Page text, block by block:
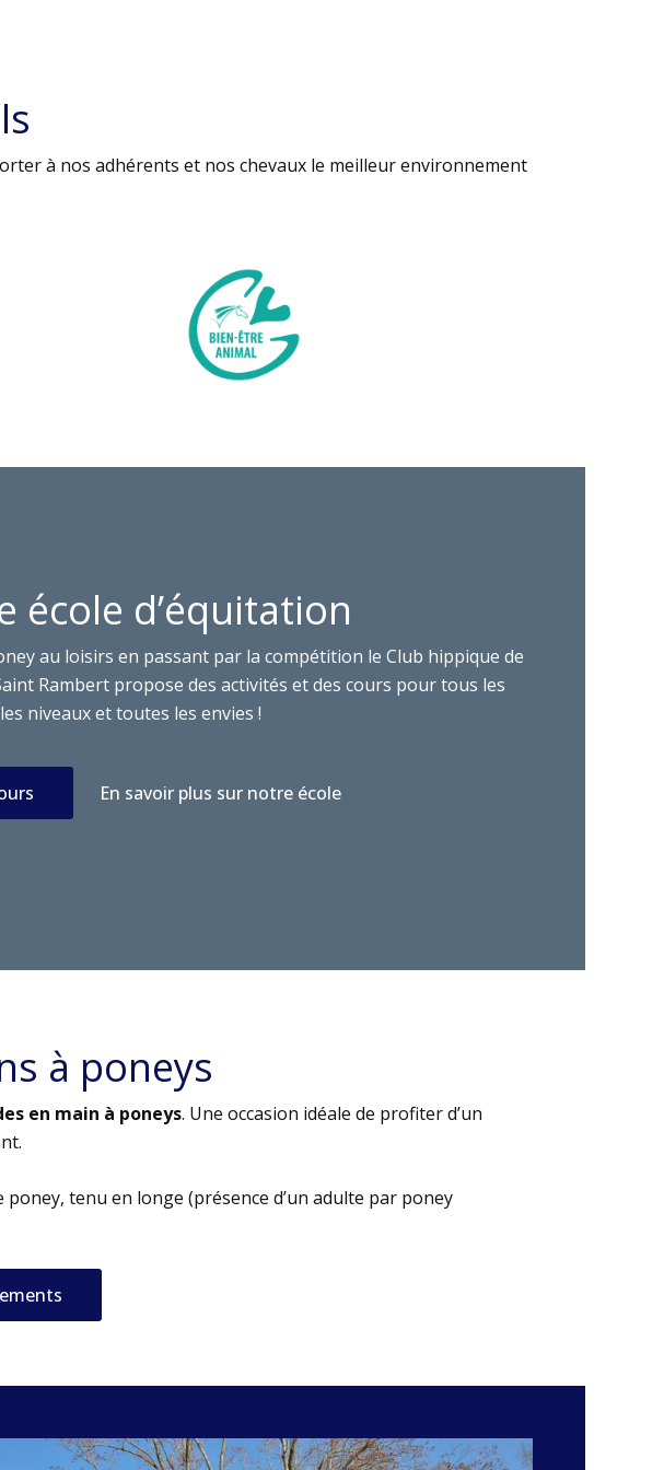
à nos adhérents et nos chevaux le meilleur environnement
école d’équitation
au loisirs en passant par la compétition le Club hippique de
Rambert propose des activités et des cours pour tous les
niveaux et toutes les envies !
En savoir plus sur notre école
à poneys
en main à poneys. Une occasion idéale de profiter d’un
tenu en longe (présence d’un adulte par poney